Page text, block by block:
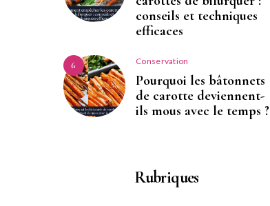
conseils et techniques
efficaces
6 Conservation
Pourquoi les bâtonnets
de carotte deviennent-
ils mous avec le temps ?
Rubriques